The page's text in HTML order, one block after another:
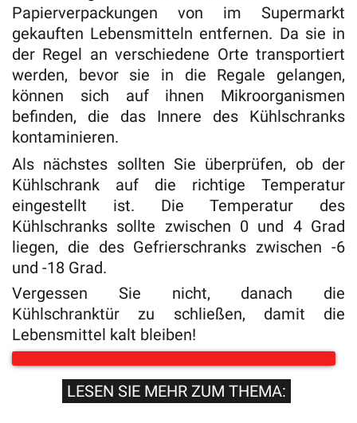
Papierverpackungen von im Supermarkt
gekauften Lebensmitteln entfernen. Da sie in
der Regel an verschiedene Orte transportiert
werden, bevor sie in die Regale gelangen,
können sich auf ihnen Mikroorganismen
befinden, die das Innere des Kühlschranks
kontaminieren.
Als nächstes sollten Sie überprüfen, ob der
Kühlschrank auf die richtige Temperatur
eingestellt ist. Die Temperatur des
Kühlschranks sollte zwischen 0 und 4 Grad
liegen, die des Gefrierschranks zwischen -6
und -18 Grad.
Vergessen Sie nicht, danach die
Kühlschranktür zu schließen, damit die
Lebensmittel kalt bleiben!
LESEN SIE MEHR ZUM THEMA: